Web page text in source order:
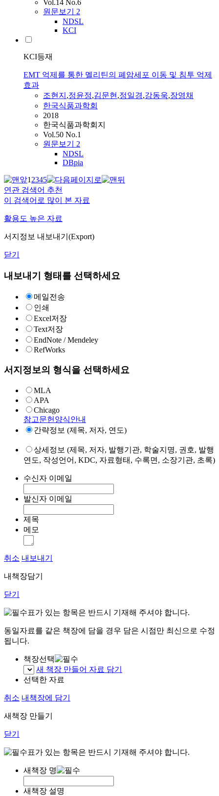
Vol.14 No.6
원문보기 2
NDSL
KCI
KCI등재
EMT 억제를 통한 멜리틴의 폐암세포 이동 및 침투 억제
효과
조현지 ,정윤정,김문현,정일경,강동욱,장영채
한국식품과학회
2018
한국식품과학회지
Vol.50 No.1
원문보기 2
NDSL
DBpia
12345
연관 검색어 추천
이 검색어로 많이 본 자료
활용도 높은 자료
서지정보 내보내기(Export)
닫기
내보내기 형태를 선택하세요
메일전송
인쇄
Excel저장
Text저장
EndNote / Mendeley
RefWorks
서지정보의 형식을 선택하세요
MLA
APA
Chicago
참고문헌양식안내
간략정보 (제목, 저자, 연도)
상세정보 (제목, 저자, 발행기관, 학술지명, 권호, 발행
연도, 작성언어, KDC, 자료형태, 수록면, 소장기관, 초록)
수신자 이메일
발신자 이메일
제목
메모
취소 내보내기
내책장담기
닫기
표가 있는 항목은 반드시 기재해 주셔야 합니다.
동일자료를 같은 책장에 담을 경우 담은 시점만 최신으로 수정
됩니다.
책장선택
새 책장 만들어 자료 담기
선택한 자료
취소 내책장에 담기
새책장 만들기
닫기
표가 있는 항목은 반드시 기재해 주셔야 합니다.
새책장 명
새책장 설명